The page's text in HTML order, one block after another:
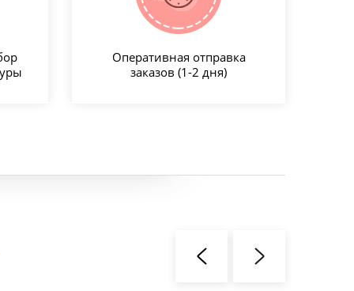
Оперативная отправка
заказов (1-2 дня)